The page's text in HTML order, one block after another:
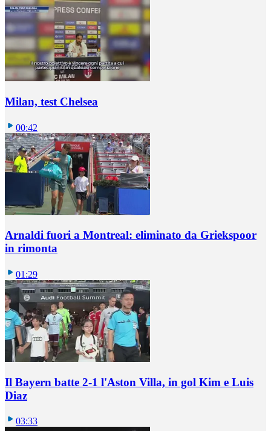
Milan, test Chelsea
00:42
Arnaldi fuori a Montreal: eliminato da Griekspoor
in rimonta
01:29
Il Bayern batte 2-1 l'Aston Villa, in gol Kim e Luis
Diaz
03:33